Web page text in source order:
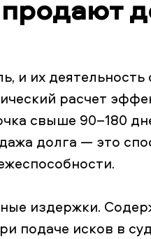
и их деятельность
расчет
свыше 90–180
долга — это
издержки.
подаче исков в